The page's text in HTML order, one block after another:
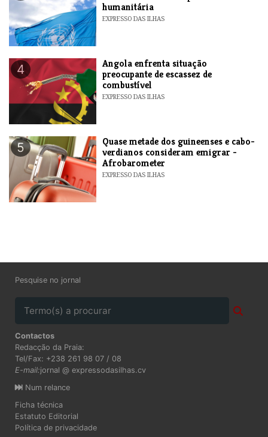
humanitária
EXPRESSO DAS ILHAS
4
Angola enfrenta situação
preocupante de escassez de
combustível
EXPRESSO DAS ILHAS
5
Quase metade dos guineenses e cabo-
verdianos consideram emigrar -
Afrobarometer
EXPRESSO DAS ILHAS
Pesquise no jornal
Contactos
Redacção da Praia:
Tel/Fax: +238 261 98 07 / 08
E-mail:jornal @ expressodasilhas.cv
Num relance
Ficha técnica
Estatuto Editorial
Política de privacidade